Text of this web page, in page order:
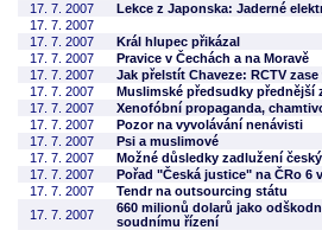
17. 7. 2007
Lekce z Japonska: Jaderné
17. 7. 2007
17. 7. 2007
Král hlupec přikázal
17. 7. 2007
Pravice v Čechách a na Moravě
17. 7. 2007
Jak přelstít Chaveze: RCTV zase
17. 7. 2007
Muslimské předsudky
17. 7. 2007
Xenofóbní propaganda,
17. 7. 2007
Pozor na vyvolávání nenávisti
17. 7. 2007
Psi a muslimové
17. 7. 2007
Možné důsledky zadlužení
17. 7. 2007
Pořad "Česká justice" na ČRo 6
17. 7. 2007
Tendr na outsourcing státu
17. 7. 2007
660 milionů dolarů jako
soudnímu řízení